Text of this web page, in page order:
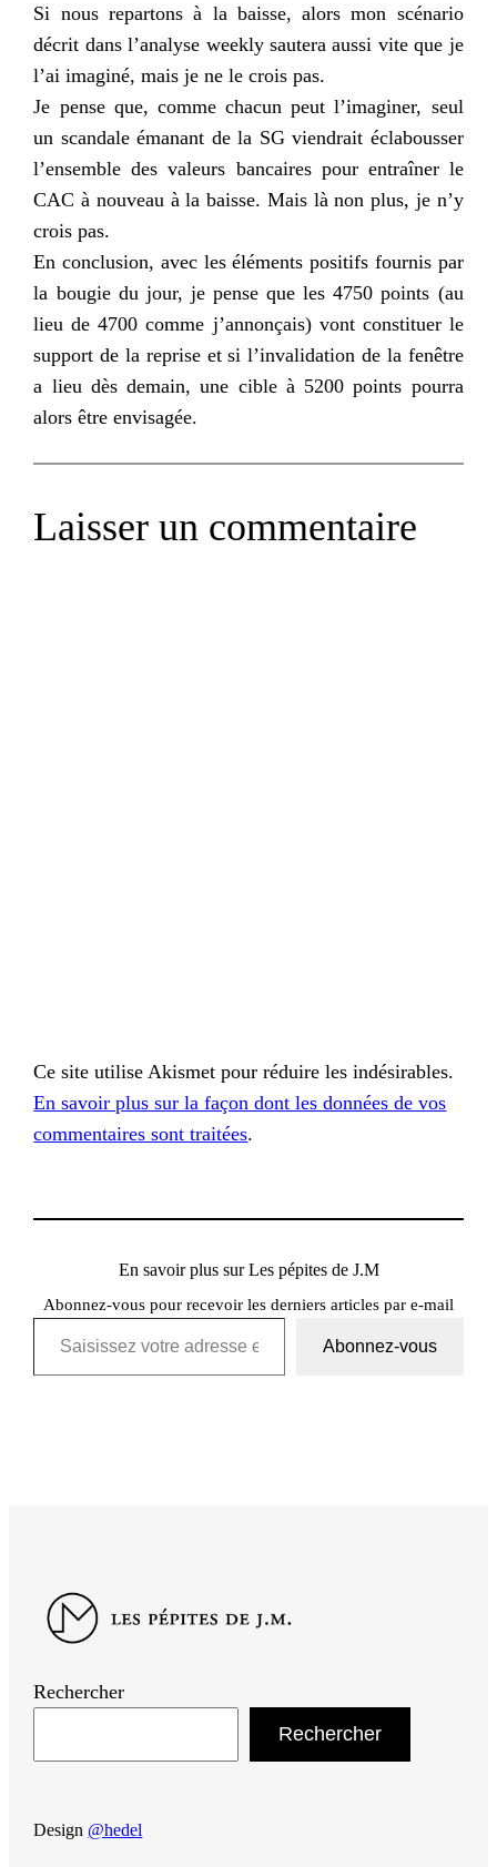
Si nous repartons à la baisse, alors mon scénario
décrit dans l’analyse weeklysautera aussi vite que je
l’ai imaginé, mais je ne le crois pas.
Je pense que, comme chacun peut l’imaginer, seul
un scandale émanant de la SGviendrait éclabousser
l’ensemble des valeurs bancaires pour entraîner le
CAC à nouveau à la baisse. Mais là non plus, je n’y
crois pas.
En conclusion, avec les éléments positifs fournis par
la bougie du jour, je pense que les 4750 points (au
lieu de 4700 comme j’annonçais) vont constituer le
support de la reprise et si l’invalidation de la fenêtre
a lieu dès demain, une cible à 5200 points pourra
alors être envisagée.
Laisser un commentaire
Ce site utilise Akismet pour réduire les indésirables.
En savoir plus sur la façon dont les données de vos
commentaires sont traitées.
En savoir plus sur Les pépites de J.M
Abonnez-vous pour recevoir les derniers articles par e-mail
Saisissez votre adresse e-mail…
Abonnez-vous
Rechercher
Rechercher
Design @hedel